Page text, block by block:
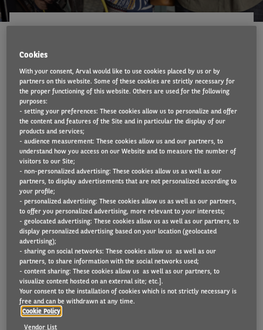
Vous conduisez déjà une voiture électrique ? Dans
ce cas, il n’y a rien de plus facile que de la
recharger chez vous. Pour ce faire, vous devez bien
entendu installer une borne de recharge à domicile.
Voici un aperçu des éléments à prendre en compte.
Je ne souhaite pas / je ne peux pas installer
une borne de recharge chez moi, est-ce que je
peux recharger la voiture avec une prise de
courant ?
C’est toujours possible, mais il faut garder à l’esprit
que la charge est alors très lente (comptez toute une
nuit pour une voiture hybride). Et même si un câble
Conducteurs
Cookies
With your consent, Arval would like to use cookies placed by us or by
partners on this website. Some of these cookies are strictly necessary for
the proper functioning of this website. Others are used for the following
purposes:
- setting your preferences: These cookies allow us to personalize and offer
the content and features of the Site and in particular the display of our
products and services;
- audience measurement: These cookies allow us and our partners, to
understand how you access on our Website and to measure the number of
visitors to our Site;
- non-personalized advertising: These cookies allow us as well as our
partners, to display advertisements that are not personalized according to
your profile;
- personalized advertising: These cookies allow us as well as our partners,
to offer you personalized advertising, more relevant to your interests;
- geolocated advertising: These cookies allow us as well as our partners, to
display personalized advertising based on your location (geolocated
advertising);
- sharing on social networks: These cookies allow us as well as our
partners, to share information with the social networks used;
- content sharing: These cookies allow us as well as our partners, to
visualize content hosted on an external site; etc.].
Your consent to the installation of cookies which is not strictly necessary is
free and can be withdrawn at any time.
Cookie Policy
Vendor List